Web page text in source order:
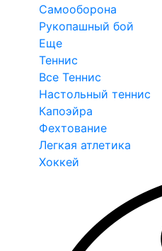
Самооборона
Рукопашный бой
Еще
Теннис
Все Теннис
Настольный теннис
Капоэйра
Фехтование
Легкая атлетика
Хоккей